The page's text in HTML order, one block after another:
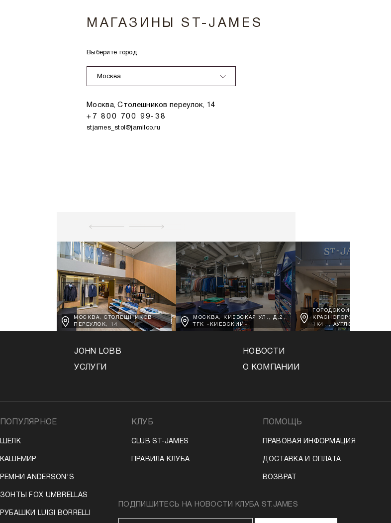
МАГАЗИНЫ ST-JAMES
Выберите город
Москва
Москва, Столешников переулок, 14
+7 800 700 99-38
stjames_stol@jamilco.ru
МОСКВА, СТОЛЕШНИКОВ
ПЕРЕУЛОК, 14
МОСКВА, КИЕВСКАЯ УЛ., Д.2,
ТГК «КИЕВСКИЙ»
ГОРОДСКОЙ ОКРУГ
КРАСНОГОРСК, Д.
1К4, , АУТЛЕТ
JOHN LOBB НОВОСТИ
УСЛУГИ О КОМПАНИИ
ПОПУЛЯРНОЕ
ШЕЛК
КАШЕМИР
РЕМНИ ANDERSON'S
ЗОНТЫ FOX UMBRELLAS
РУБАШКИ LUIGI BORRELLI
КЛУБ
CLUB ST-JAMES
ПРАВИЛА КЛУБА
ПОМОЩЬ
ПРАВОВАЯ ИНФОРМАЦИЯ
ДОСТАВКА И ОПЛАТА
ВОЗВРАТ
ПОДПИШИТЕСЬ НА НОВОСТИ КЛУБА ST.JAMES